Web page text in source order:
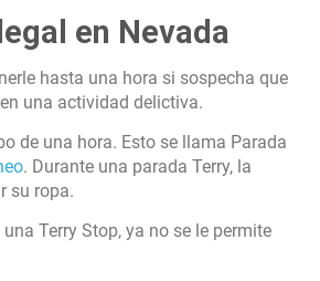
en Nevada
hasta una hora si sospecha que
una actividad delictiva.
de una hora. Esto se llama Parada
. Durante una parada Terry, la
su ropa.
Terry Stop, ya no se le permite